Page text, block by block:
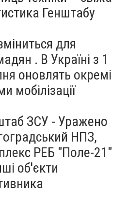
Генштабу
для
. В Україні з 1
оновлять окремі
мобілізації
ЗСУ - Уражено
НПЗ,
РЕБ "Поле-21"
об'єкти